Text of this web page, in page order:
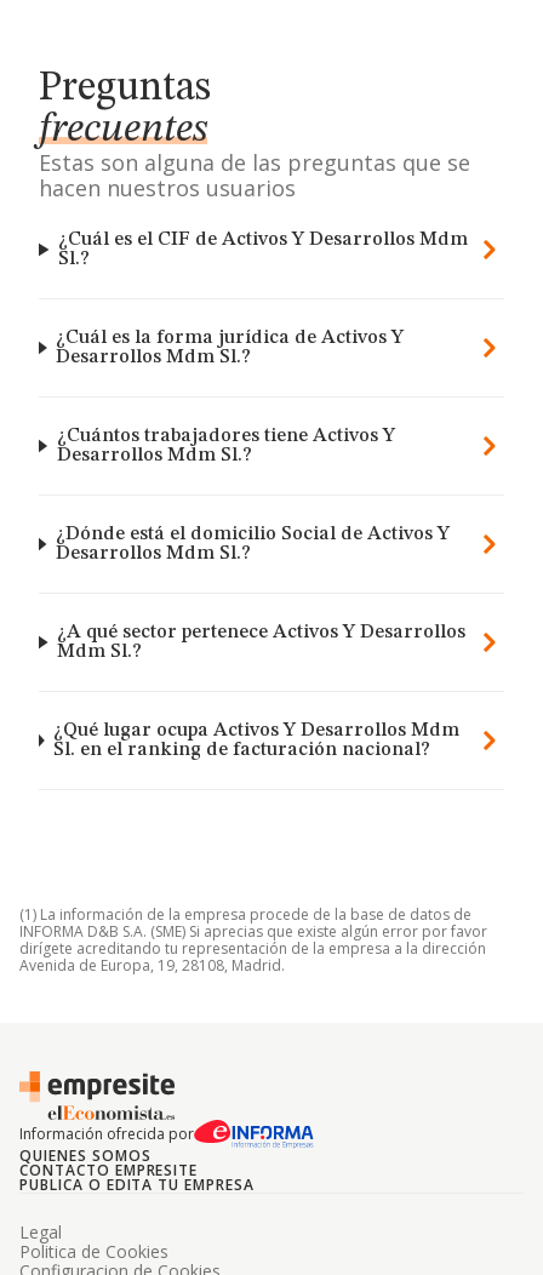
Preguntas
frecuentes
Estas son alguna de las preguntas que se
hacen nuestros usuarios
¿Cuál es el CIF de Activos Y Desarrollos Mdm
Sl.?
¿Cuál es la forma jurídica de Activos Y
Desarrollos Mdm Sl.?
¿Cuántos trabajadores tiene Activos Y
Desarrollos Mdm Sl.?
¿Dónde está el domicilio Social de Activos Y
Desarrollos Mdm Sl.?
¿A qué sector pertenece Activos Y Desarrollos
Mdm Sl.?
¿Qué lugar ocupa Activos Y Desarrollos Mdm
Sl. en el ranking de facturación nacional?
(1) La información de la empresa procede de la base de datos de
INFORMA D&B S.A. (SME) Si aprecias que existe algún error por favor
dirígete acreditando tu representación de la empresa a la dirección
Avenida de Europa, 19, 28108, Madrid.
Información ofrecida por
QUIENES SOMOS
CONTACTO EMPRESITE
PUBLICA O EDITA TU EMPRESA
Legal
Politica de Cookies